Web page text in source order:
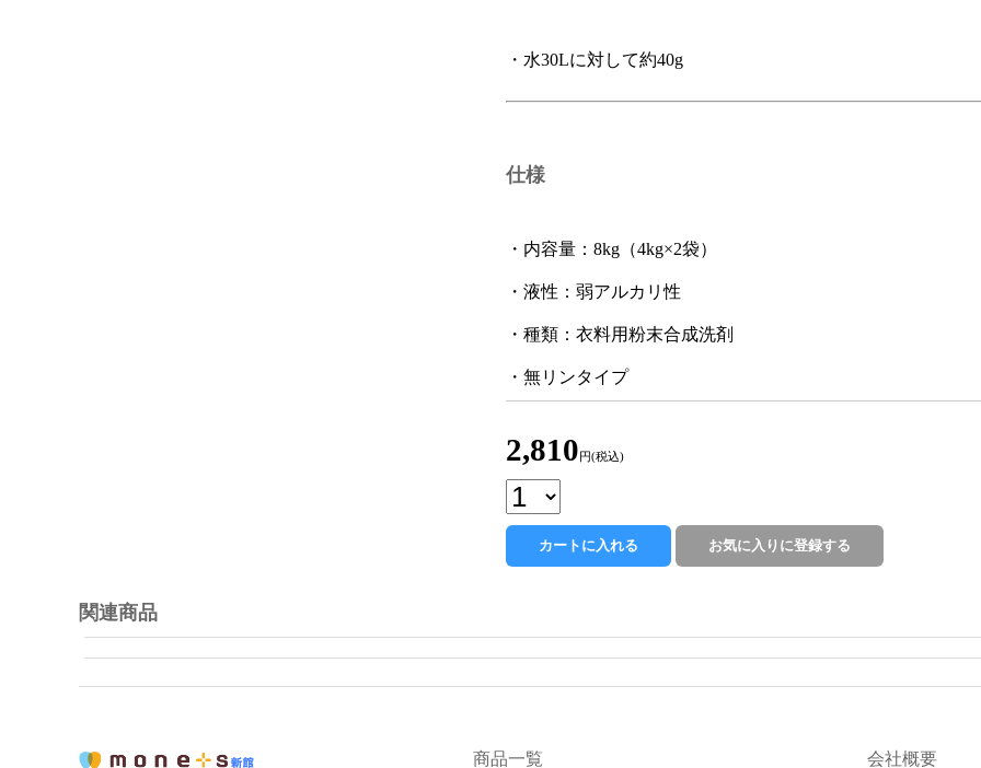
・水30Lに対して約40g
仕様
・内容量：8kg（4kg×2袋）
・液性：弱アルカリ性
・種類：衣料用粉末合成洗剤
・無リンタイプ
2,810 円(税込)
関連商品
商品一覧 会社概要